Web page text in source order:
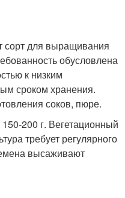
сорт для выращивания
обусловлена
к низким
сроком хранения.
соков, пюре.
200 г. Вегетационный
требует регулярного
высаживают